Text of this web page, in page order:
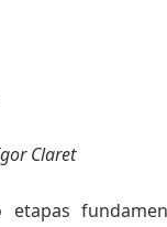
Claret
etapas